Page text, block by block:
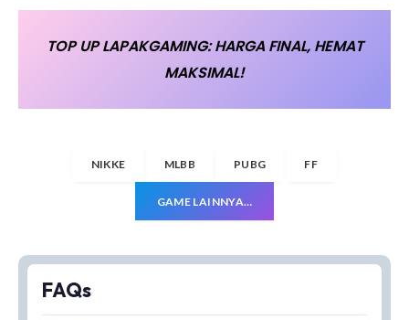
TOP UP LAPAKGAMING: HARGA FINAL, HEMAT
MAKSIMAL!
NIKKE MLBB PUBG FF
GAME LAINNYA…
FAQs